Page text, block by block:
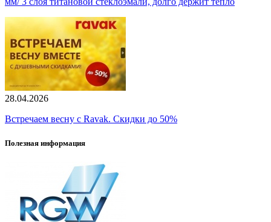
28.04.2026
Встречаем весну с Ravak. Скидки до 50%
Полезная информация